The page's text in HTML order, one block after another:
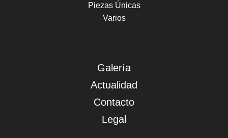
Piezas Únicas
Varios
Galería
Actualidad
Contacto
Legal